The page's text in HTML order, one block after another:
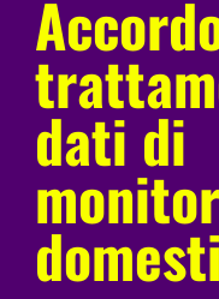
dati di